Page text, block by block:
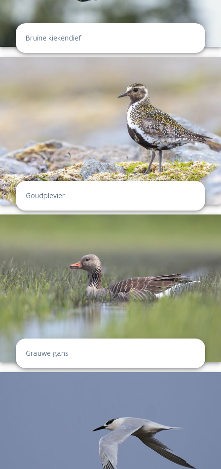
Bruine kiekendief
Goudplevier
Grauwe gans